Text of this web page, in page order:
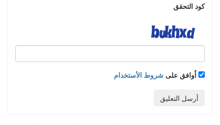
كود التحقق
اُوافق على شروط الأستخدام
أرسل التعليق